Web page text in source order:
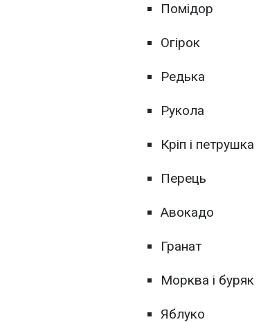
Помідор
Огірок
Редька
Рукола
Кріп і петрушка
Перець
Авокадо
Гранат
Морква і буряк
Яблуко